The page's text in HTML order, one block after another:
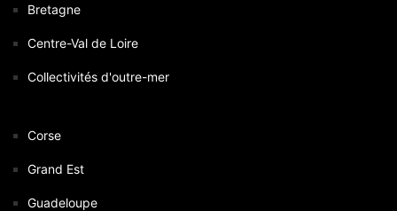
Bretagne
Centre-Val de Loire
Collectivités d'outre-mer
Corse
Grand Est
Guadeloupe